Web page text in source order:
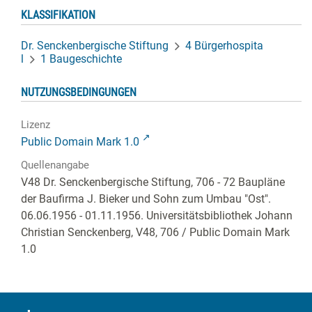
KLASSIFIKATION
Dr. Senckenbergische Stiftung
4 Bürgerhospita
l
1 Baugeschichte
NUTZUNGSBEDINGUNGEN
Lizenz
Public Domain Mark 1.0
Quellenangabe
V48 Dr. Senckenbergische Stiftung, 706 - 72 Baupläne
der Baufirma J. Bieker und Sohn zum Umbau "Ost".
06.06.1956 - 01.11.1956. Universitätsbibliothek Johann
Christian Senckenberg, V48, 706 / Public Domain Mark
1.0